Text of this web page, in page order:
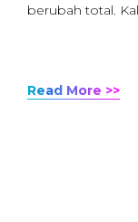
berubah total.
Read More >>